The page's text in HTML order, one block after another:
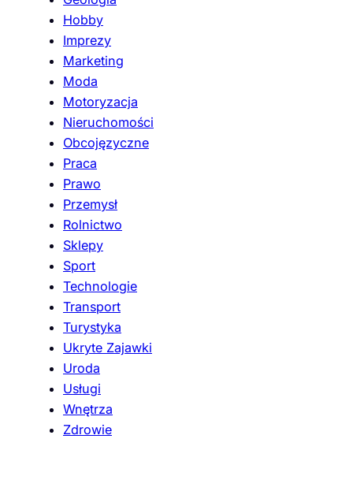
Hobby
Imprezy
Marketing
Moda
Motoryzacja
Nieruchomości
Obcojęzyczne
Praca
Prawo
Przemysł
Rolnictwo
Sklepy
Sport
Technologie
Transport
Turystyka
Ukryte Zajawki
Uroda
Usługi
Wnętrza
Zdrowie